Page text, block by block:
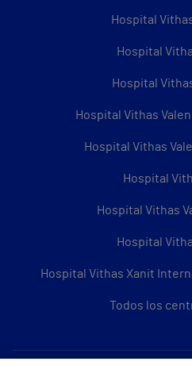
Hospital
Hospital
Hospital
Hospital Vithas
Hospital Vithas
Hospital
Hospital Vithas
Hospital
Hospital Vithas Xanit
Todos los